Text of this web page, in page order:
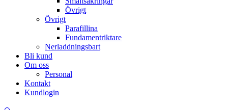
Övrigt
Övrigt
Parafillina
Fundamentriktare
Nerladdningsbart
Bli kund
Om oss
Personal
Kontakt
Kundlogin